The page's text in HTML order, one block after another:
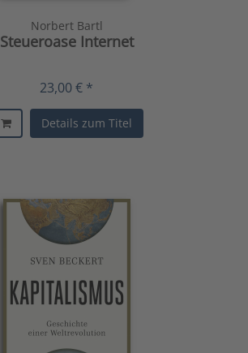
Norbert Bartl
Steueroase Internet
23,00 € *
Details zum Titel